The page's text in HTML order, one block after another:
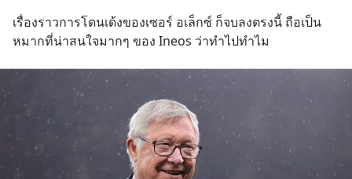
เรื่องราวการโดนเด้งของเซอร์ อเล็กซ์ ก็จบลงตรงนี้ ถือเป็น
หมากที่น่าสนใจมากๆ ของ Ineos ว่าทำไปทำไม